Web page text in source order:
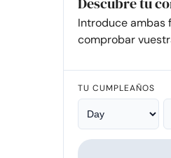
Introduce ambas
comprobar
TU CUMPLEAÑOS